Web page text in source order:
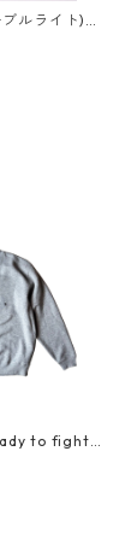
ルライト)b